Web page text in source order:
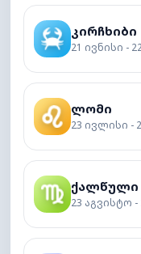
კირჩხიბი
21 ივნისი -
ლომი
23 ივლისი -
ქალწული
23 აგვისტო